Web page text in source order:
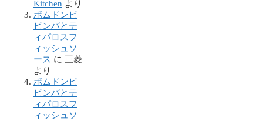
Kitchen より
ポムドンビ
ビンバとテ
ィパロスフ
ィッシュソ
ース に 三菱
より
ポムドンビ
ビンバとテ
ィパロスフ
ィッシュソ